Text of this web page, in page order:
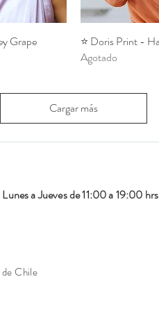
Grape
Vista
⭐️ Doris Print -
Agotado
Cargar más
a Jueves de 11:00 a 19:00 hrs
Chile